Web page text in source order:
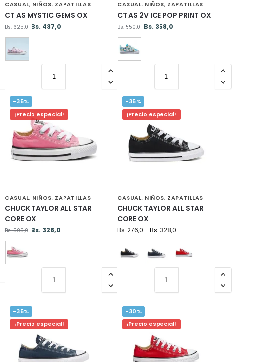
CASUAL, NIÑOS, ZAPATILLAS
CT AS MYSTIC GEMS OX
Bs.625,0 Bs. 437,0
CASUAL, NIÑOS, ZAPATILLAS
CT AS 2V ICE POP PRINT OX
Bs.550,0 Bs. 358,0
-35%
¡Precio especial!
CASUAL, NIÑOS, ZAPATILLAS
CHUCK TAYLOR ALL STAR
CORE OX
Bs.505,0 Bs. 328,0
-35%
¡Precio especial!
CASUAL, NIÑOS, ZAPATILLAS
CHUCK TAYLOR ALL STAR
CORE OX
Bs. 276,0 - Bs. 328,0
-35%
¡Precio especial!
-30%
¡Precio especial!